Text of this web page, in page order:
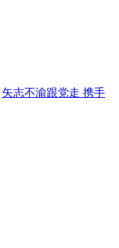
矢志不渝跟党走 携手